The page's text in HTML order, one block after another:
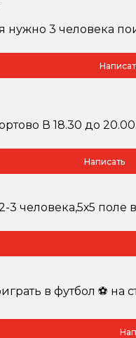
нужно 3 человека
В 18.30 до
Написать
3 человека,5х5
в футбол ⚽️